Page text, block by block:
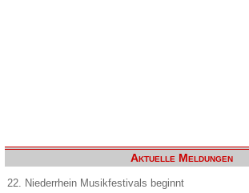
Aktuelle Meldungen
22. Niederrhein Musikfestivals beginnt